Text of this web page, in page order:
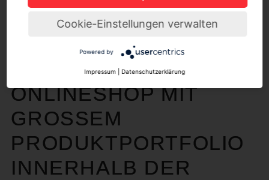
PRESSE
SQS-SHOP.DE: NEUER
ONLINESHOP MIT
GROSSEM P
RODUKTPORTFOLIO I
NNERHALB DER S
Cookie-Einstellungen verwalten
Powered by
Impressum Datenschutzerklärung